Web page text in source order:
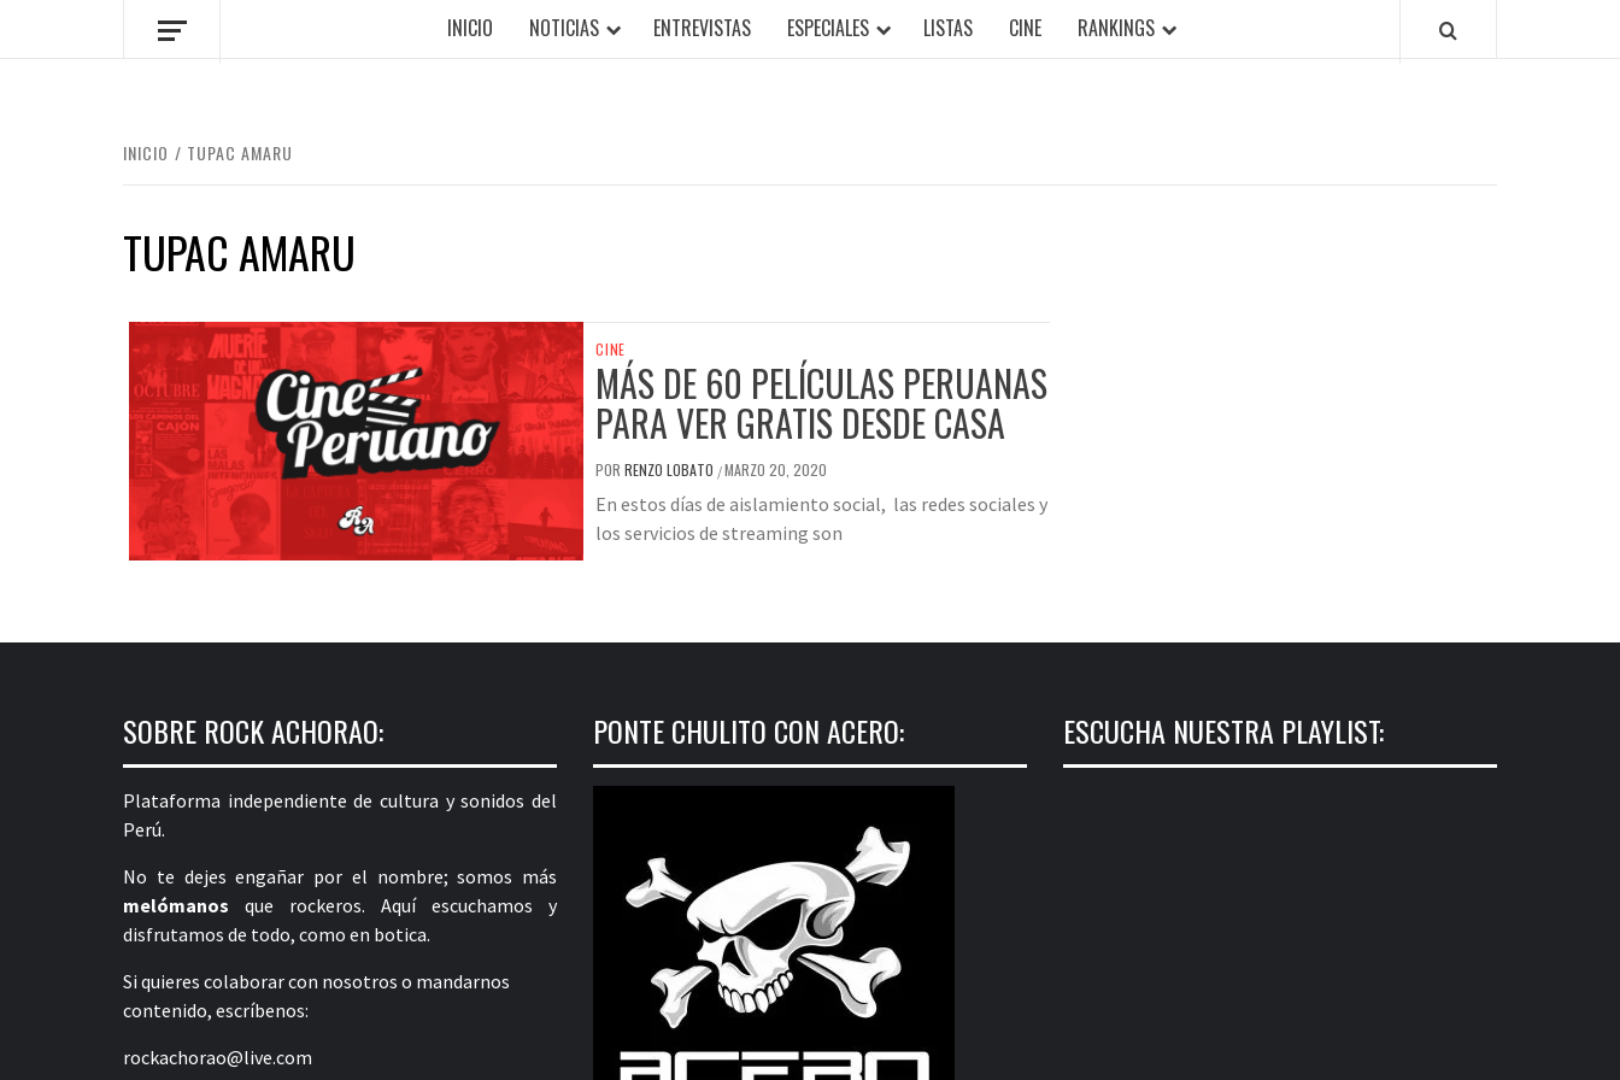
INICIO NOTICIAS ENTREVISTAS ESPECIALES LISTAS CINE RANKINGS
INICIO TUPAC AMARU
TUPAC AMARU
CINE
MÁS DE 60 PELÍCULAS PERUANAS
PARA VER GRATIS DESDE CASA
POR RENZO LOBATO /MARZO 20, 2020
En estos días de aislamiento social, las redes sociales y
los servicios de streaming son
SOBRE ROCK ACHORAO:
Plataforma independiente de cultura y sonidos del
Perú.
No te dejes engañar por el nombre; somos más
melómanos que rockeros. Aquí escuchamos y
disfrutamos de todo, como en botica.
Si quieres colaborar con nosotros o mandarnos
contenido, escríbenos:
rockachorao@live.com
PONTE CHULITO CON ACERO: ESCUCHA NUESTRA PLAYLIST: